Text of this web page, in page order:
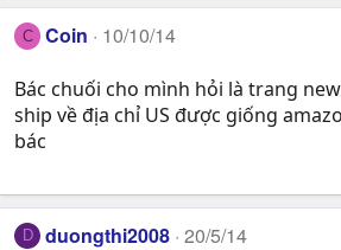
C Coin 10/10/14
Bác chuối cho mình hỏi là trang
ship về địa chỉ US được giống
bác
D duongthi2008 20/5/14